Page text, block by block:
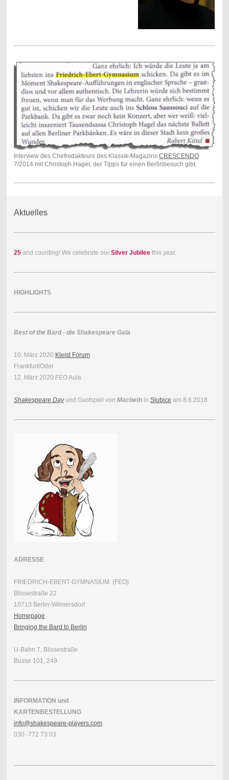
Interview des Chefredakteurs des Klassik-Magazins CRESCENDO
7/2014 mit Christoph Hagel, der Tipps für einen Berlinbesuch gibt.
Aktuelles
25and counting! We celebrate our Silver Jubileethis year.
HIGHLIGHTS
Best of the Bard - die Shakespeare Gala
10. März 2020 Kleist Forum
Frankfurt/Oder
12. März 2020 FEO Aula
Shakespeare Dayund Gastspiel von Macbethin Slubice am 8.6.2018
ADRESSE
FRIEDRICH-EBERT-GYMNASIUM (FEO)
Blissestraße 22
10713 Berlin-Wilmersdorf
Homepage
Bringing the Bard to Berlin
U-Bahn 7, Blissestraße
Busse 101, 249
INFORMATION und
KARTENBESTELLUNG
info@shakespeare-players.com
030 -772 73 03